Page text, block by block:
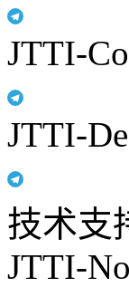
JTTI-
JTTI-
技术支
JTTI-